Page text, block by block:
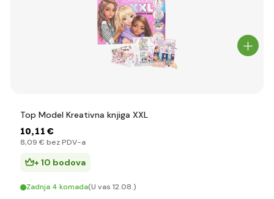
Top Model Kreativna knjiga XXL
10,11 €
8,09 € bez PDV-a
+ 10 bodova
Zadnja 4 komada(U vas 12.08.)